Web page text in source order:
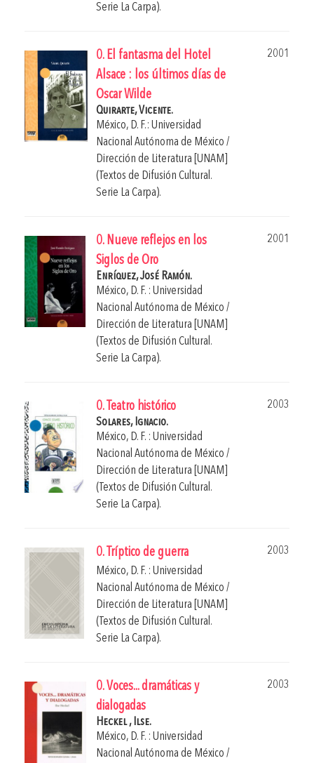
Serie La Carpa).
0. El fantasma del Hotel
Alsace : los últimos días de
Oscar Wilde
2001
Quirarte, Vicente.
México, D. F.: Universidad
Nacional Autónoma de México /
Dirección de Literatura [UNAM]
(Textos de Difusión Cultural.
Serie La Carpa).
0. Nueve reflejos en los
Siglos de Oro
2001
Enríquez, José Ramón.
México, D. F. : Universidad
Nacional Autónoma de México /
Dirección de Literatura [UNAM]
(Textos de Difusión Cultural.
Serie La Carpa).
0. Teatro histórico
2003
Solares, Ignacio.
México, D. F. : Universidad
Nacional Autónoma de México /
Dirección de Literatura [UNAM]
(Textos de Difusión Cultural.
Serie La Carpa).
0. Tríptico de guerra
2003
México, D. F. : Universidad
Nacional Autónoma de México /
Dirección de Literatura [UNAM]
(Textos de Difusión Cultural.
Serie La Carpa).
0. Voces... dramáticas y
dialogadas
2003
Heckel , Ilse.
México, D. F. : Universidad
Nacional Autónoma de México /